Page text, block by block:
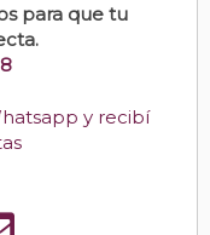
para que tu
y recibí